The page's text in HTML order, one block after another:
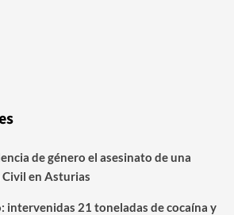
de género el asesinato de una
en Asturias
intervenidas 21 toneladas de cocaína y